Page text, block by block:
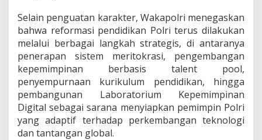
Selain penguatan karakter, Wakapolri menegaskan
bahwa reformasi pendidikan Polri terus dilakukan
melalui berbagai langkah strategis, di antaranya
penerapan sistem meritokrasi, pengembangan
kepemimpinan berbasis talent pool,
penyempurnaan kurikulum pendidikan, hingga
pembangunan Laboratorium Kepemimpinan
Digital sebagai sarana menyiapkan pemimpin Polri
yang adaptif terhadap perkembangan teknologi
dan tantangan global.